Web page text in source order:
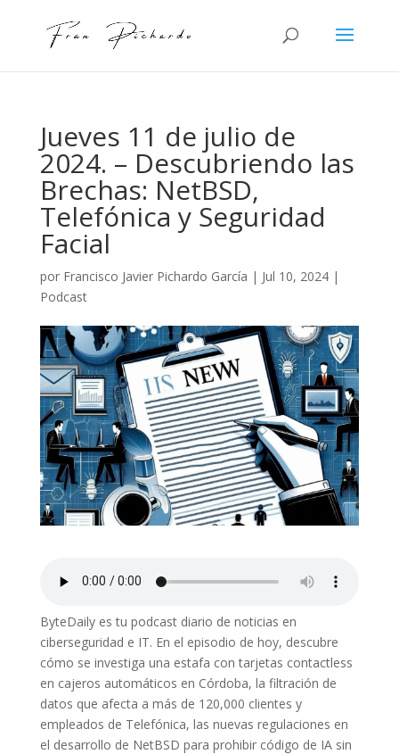
Jueves 11 de julio de
2024. – Descubriendo las
Brechas: NetBSD,
Telefónica y Seguridad
Facial
por Francisco Javier Pichardo García | Jul 10, 2024|
Podcast
ByteDaily es tu podcast diario de noticias en
ciberseguridad e IT. En el episodio de hoy, descubre
cómo se investiga una estafa con tarjetas contactless
en cajeros automáticos en Córdoba, la filtración de
datos que afecta a más de 120,000 clientes y
empleados de Telefónica, las nuevas regulaciones en
el desarrollo de NetBSD para prohibir código de IA sin